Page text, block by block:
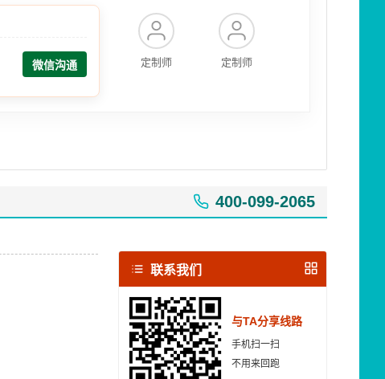
微信沟通 定制师 定制师
400-099-2065
联系我们
与TA分享线路
手机扫一扫
不用来回跑